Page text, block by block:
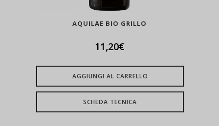
AQUILAE BIO GRILLO
11,20€
AGGIUNGI AL CARRELLO
SCHEDA TECNICA